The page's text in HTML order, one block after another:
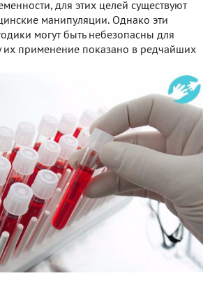
для этих целей существуют
манипуляции. Однако эти
могут быть небезопасны для
их применение показано в редчайших